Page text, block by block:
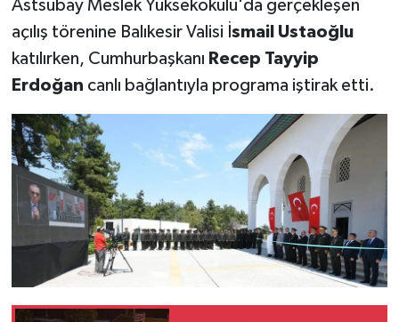
Astsubay Meslek Yüksekokulu'da gerçekleşen
açılış törenine Balıkesir Valisi İ smail Ustaoğlu
katılırken, Cumhurbaşkanı Recep Tayyip
Erdoğan canlı bağlantıyla programa iştirak etti.